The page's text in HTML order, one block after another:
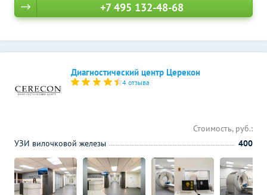
+7 495 132-48-68
Диагностический центр Церекон
4 отзыва
Стоимость, руб.:
УЗИ вилочковой железы
400